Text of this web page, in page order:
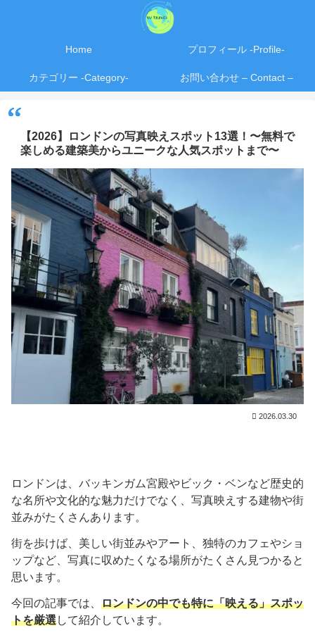
Home プロフィール -Profile-
カテゴリー -Category- お問い合わせ – Contact –
【2026】ロンドンの写真映えスポット13選！〜無料で
楽しめる建築美からユニークな人気スポットまで〜
2026.03.30
ロンドンは、バッキンガム宮殿やビック・ベンなど歴史的
な名所や文化的な魅力だけでなく、写真映えする建物や街
並みがたくさんあります。
街を歩けば、美しい街並みやアート、独特のカフェやショ
ップなど、写真に収めたくなる場所がたくさん見つかると
思います。
今回の記事では、 ロンドンの中でも特に「映える」スポッ
トを厳選して紹介しています。